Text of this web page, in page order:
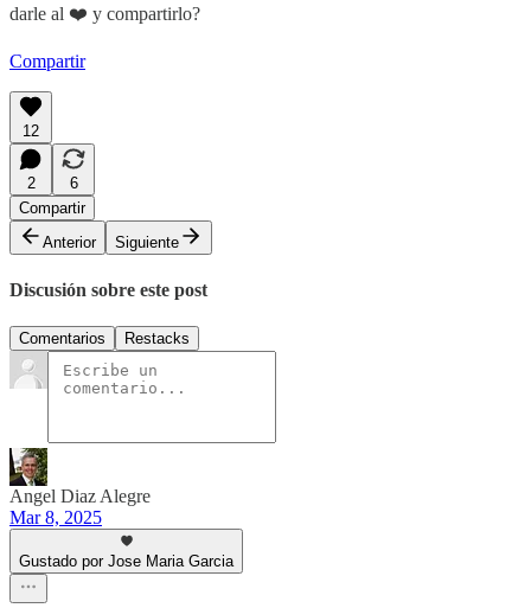
darle al ❤️ y compartirlo?
Compartir
12
2
6
Compartir
Anterior
Siguiente
Discusión sobre este post
Comentarios Restacks
Angel Diaz Alegre
Mar 8, 2025
Gustado por Jose Maria Garcia